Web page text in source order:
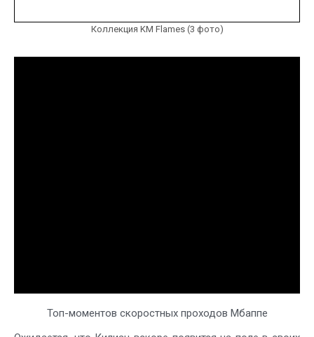
Коллекция KM Flames (3 фото)
Топ-моментов скоростных проходов Мбаппе